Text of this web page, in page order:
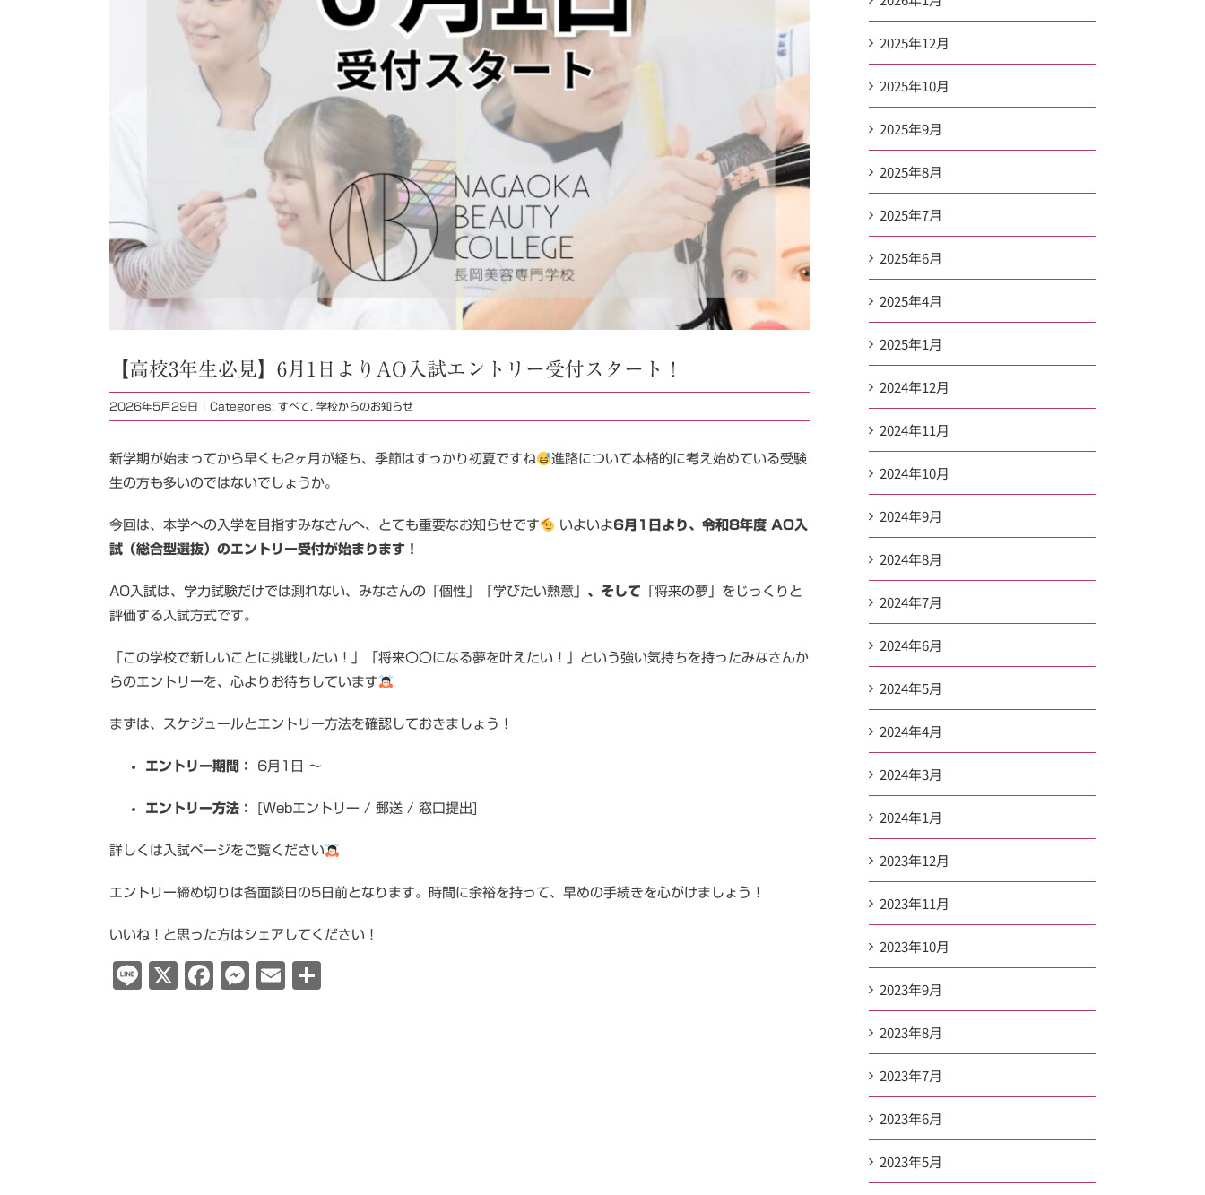
【高校3年生必見】6月1日よりAO入試エントリー受付スタート！
2026年5月29日 Categories: すべて 学校からのお知らせ
新学期が始まってから早くも2ヶ月が経ち、季節はすっかり初夏ですね
進路について本格的に考え始めている受験
生の方も多いのではないでしょうか。
今回は、本学への入学を目指すみなさんへ、とても重要なお知らせです いよいよ6月1日より、令和8年度 AO入
試（総合型選抜）のエントリー受付が始まります！
AO入試は、学力試験だけでは測れない、みなさんの「個性」「学びたい熱意」 、そして 「将来の夢」をじっくりと
評価する入試方式です。
「この学校で新しいことに挑戦したい！」「将来〇〇になる夢を叶えたい！」という強い気持ちを持ったみなさんか
らのエントリーを、心よりお待ちしています
まずは、スケジュールとエントリー方法を確認しておきましょう！
エントリー期間： 6月1日 〜
エントリー方法： [Webエントリー / 郵送 / 窓口提出]
詳しくは入試ページをご覧ください
エントリー締め切りは各面談日の5日前となります。時間に余裕を持って、早めの手続きを心がけましょう！
いいね！と思った方はシェアしてください！
Line
X Facebook
Messenger
Email
2025年12月
2025年10月
2025年9月
2025年8月
2025年7月
2025年6月
2025年4月
2025年1月
2024年12月
2024年11月
2024年10月
2024年9月
2024年8月
2024年7月
2024年6月
2024年5月
2024年4月
2024年3月
2024年1月
2023年12月
2023年11月
2023年10月
2023年9月
2023年8月
2023年7月
2023年6月
2023年5月